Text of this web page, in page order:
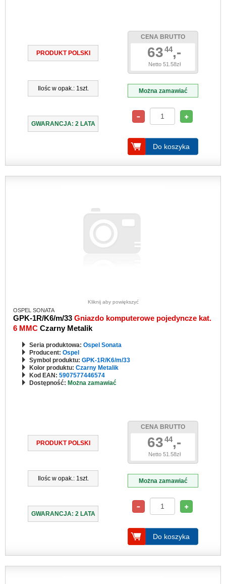
PRODUKT POLSKI
Ilośc w opak.: 1szt.
GWARANCJA: 2 LATA
CENA BRUTTO
6344,-
Netto 51.58zł
Można zamawiać
Do koszyka
Kliknij aby powiększyć
OSPEL SONATA
GPK-1R/K6/m/33 Gniazdo komputerowe pojedyncze kat.
6 MMC Czarny Metalik
Seria produktowa: Ospel Sonata
Producent: Ospel
Symbol produktu: GPK-1R/K6/m/33
Kolor produktu: Czarny Metalik
Kod EAN: 5907577446574
Dostępność: Można zamawiać
PRODUKT POLSKI
Ilośc w opak.: 1szt.
GWARANCJA: 2 LATA
CENA BRUTTO
6344,-
Netto 51.58zł
Można zamawiać
Do koszyka